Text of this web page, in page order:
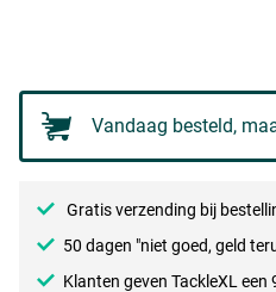
Vandaag besteld,
Gratis verzending bij
50 dagen "niet goed, geld
Klanten geven TackleXL een